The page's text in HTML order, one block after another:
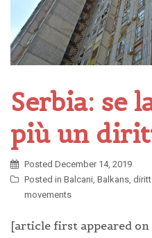
Serbia: se
più un
Posted December 14, 2019
Posted in Balcani Balkans
movements
[article first appeared